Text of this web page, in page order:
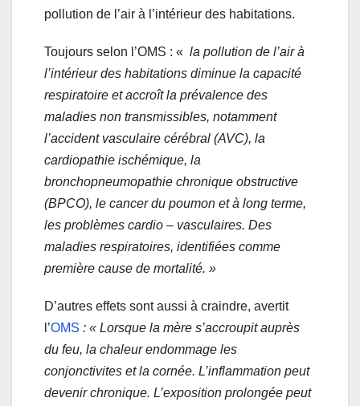
pollution de l’air à l’intérieur des habitations.
Toujours selon l’OMS : « la pollution de l’air à
l’intérieur des habitations diminue la capacité
respiratoire et accroît la prévalence des
maladies non transmissibles, notamment
l’accident vasculaire cérébral (AVC), la
cardiopathie ischémique, la
bronchopneumopathie chronique obstructive
(BPCO), le cancer du poumon et à long terme,
les problèmes cardio – vasculaires. Des
maladies respiratoires, identifiées comme
première cause de mortalité. »
D’autres effets sont aussi à craindre, avertit
l’OMS : « Lorsque la mère s’accroupit auprès
du feu, la chaleur endommage les
conjonctivites et la cornée. L’inflammation peut
devenir chronique. L’exposition prolongée peut